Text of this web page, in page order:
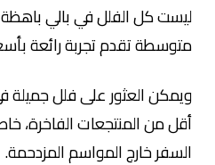
ليست كل الفلل في بالي باهظة
متوسطة تقدم تجربة رائعة
ويمكن العثور على فلل جميلة
أقل من المنتجعات الفاخرة،
السفر خارج المواسم المزدحمة.